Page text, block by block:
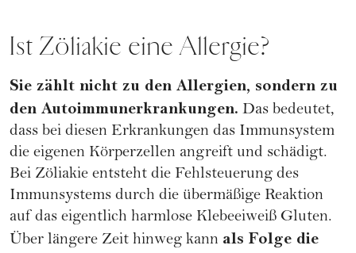
Ist Zöliakie eine Allergie?
Sie zählt nicht zu den Allergien, sondern zu
den Autoimmunerkrankungen. Das bedeutet,
dass bei diesen Erkrankungen das Immunsystem
die eigenen Körperzellen angreift und schädigt.
Bei Zöliakie entsteht die Fehlsteuerung des
Immunsystems durch die übermäßige Reaktion
auf das eigentlich harmlose Klebeeiweiß Gluten.
Über längere Zeit hinweg kann als Folge die